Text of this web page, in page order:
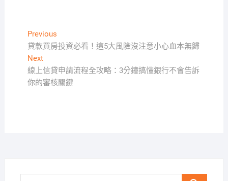
文
章
導
覽
PreviousPrevious
post:
貸款買房投資必看！這5大風險沒注意小心血本無歸
NextNext
post:
線上信貸申請流程全攻略：3分鐘搞懂銀行不會告訴
你的審核關鍵